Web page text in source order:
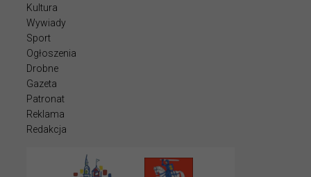
Kultura
Wywiady
Sport
Ogłoszenia
Drobne
Gazeta
Patronat
Reklama
Redakcja